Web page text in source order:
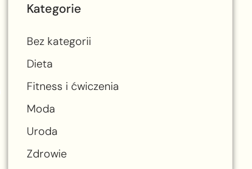
Kategorie
Bez kategorii
Dieta
Fitness i ćwiczenia
Moda
Uroda
Zdrowie